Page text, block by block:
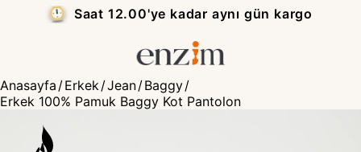
Kapıda Ödeme — Nakit veya Kredi Kartı
Anasayfa /Erkek/Jean/Baggy/
Erkek 100% Pamuk Baggy Kot Pantolon